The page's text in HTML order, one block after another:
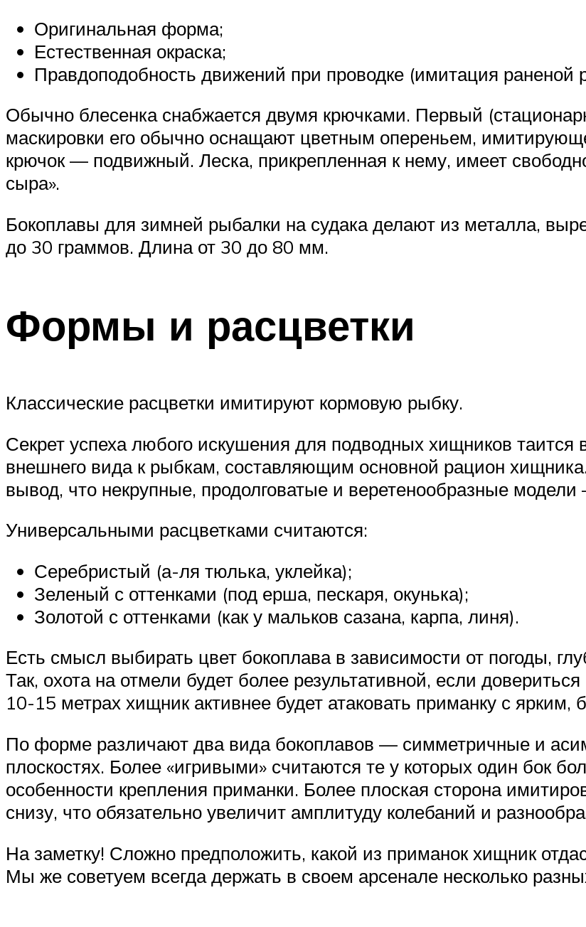
Оригинальная форма;
Естественная окраска;
Правдоподобность движений при проводке (имитация раненой
Обычно блесенка снабжается двумя крючками. Первый
маскировки его обычно оснащают цветным опереньем,
крючок — подвижный. Леска, прикрепленная к нему, имеет
сыра».
Бокоплавы для зимней рыбалки на судака делают из металла,
до 30 граммов. Длина от 30 до 80 мм.
Формы и расцветки
Классические расцветки имитируют кормовую рыбку.
Секрет успеха любого искушения для подводных хищников
внешнего вида к рыбкам, составляющим основной рацион
вывод, что некрупные, продолговатые и веретенообразные модели
Универсальными расцветками считаются:
Серебристый (а-ля тюлька, уклейка);
Зеленый с оттенками (под ерша, пескаря, окунька);
Золотой с оттенками (как у мальков сазана, карпа, линя).
Есть смысл выбирать цвет бокоплава в зависимости от погоды,
Так, охота на отмели будет более результативной, если
10-15 метрах хищник активнее будет атаковать приманку с ярким,
По форме различают два вида бокоплавов — симметричные и
плоскостях. Более «игривыми» считаются те у которых один бок
особенности крепления приманки. Более плоская сторона
снизу, что обязательно увеличит амплитуду колебаний и
На заметку! Сложно предположить, какой из приманок хищник
Мы же советуем всегда держать в своем арсенале несколько